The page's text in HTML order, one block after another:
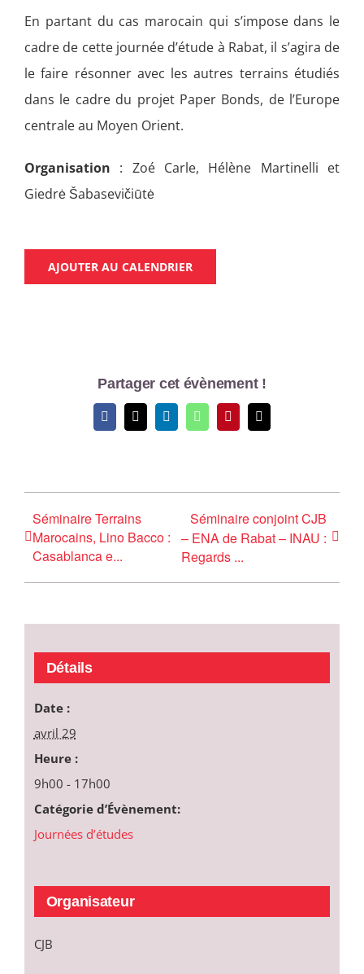
En partant du cas marocain qui s’impose dans le
cadre de cette journée d’étude à Rabat, il s’agira de
le faire résonner avec les autres terrains étudiés
dans le cadre du projet Paper Bonds, de l’Europe
centrale au Moyen Orient.
Organisation : Zoé Carle, Hélène Martinelli et
Giedrė Šabasevičiūtė
AJOUTER AU CALENDRIER
Partager cet évènement !
Facebook
X LinkedInWhatsAppPinterestEmail
Séminaire Terrains
Marocains, Lino Bacco :
Casablanca e...
Séminaire conjoint CJB
– ENA de Rabat – INAU :
Regards ...
Détails
Date :
avril 29
Heure :
9h00 - 17h00
Catégorie d’Évènement:
Journées d’études
Organisateur
CJB